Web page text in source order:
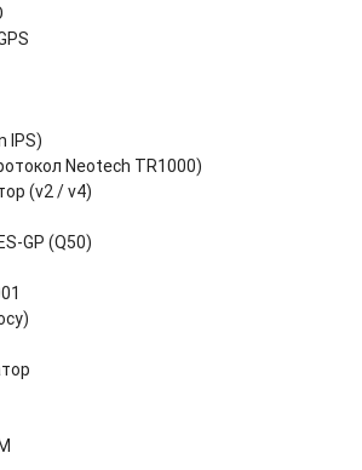
IPS)
Neotech TR1000)
(v2 / v4)
GP (Q50)